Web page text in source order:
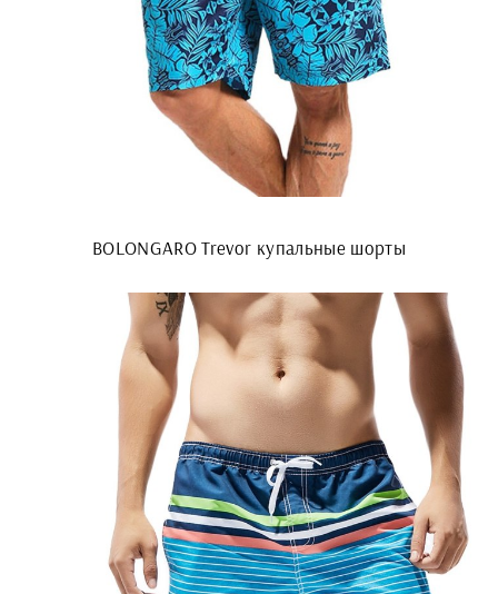
BOLONGARO Trevor купальные шорты